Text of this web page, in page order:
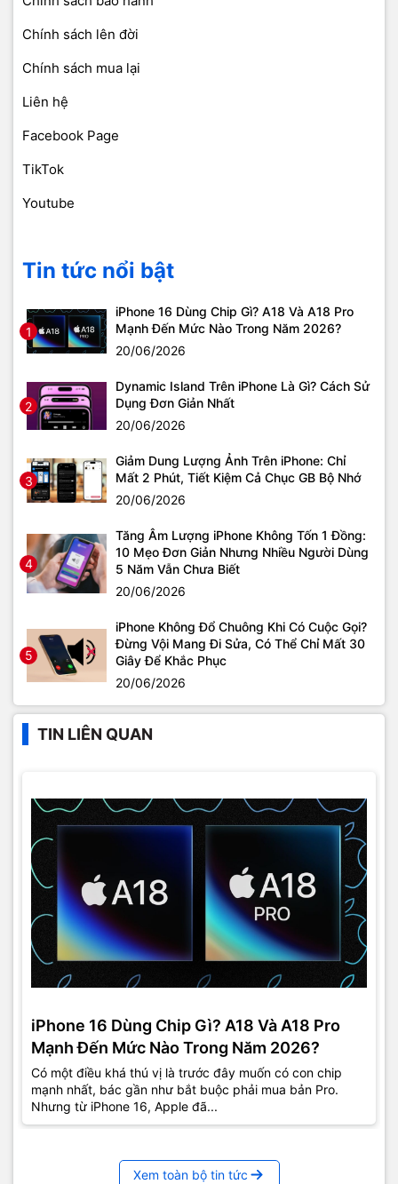
Chính sách lên đời
Chính sách mua lại
Liên hệ
Facebook Page
TikTok
Youtube
Tin tức nổi bật
1
iPhone 16 Dùng Chip Gì? A18 Và A18 Pro
Mạnh Đến Mức Nào Trong Năm 2026?
20/06/2026
2
Dynamic Island Trên iPhone Là Gì? Cách Sử
Dụng Đơn Giản Nhất
20/06/2026
3
Giảm Dung Lượng Ảnh Trên iPhone: Chỉ
Mất 2 Phút, Tiết Kiệm Cả Chục GB Bộ Nhớ
20/06/2026
4
Tăng Âm Lượng iPhone Không Tốn 1 Đồng:
10 Mẹo Đơn Giản Nhưng Nhiều Người Dùng
5 Năm Vẫn Chưa Biết
20/06/2026
5
iPhone Không Đổ Chuông Khi Có Cuộc Gọi?
Đừng Vội Mang Đi Sửa, Có Thể Chỉ Mất 30
Giây Để Khắc Phục
20/06/2026
TIN LIÊN QUAN
iPhone 16 Dùng Chip Gì? A18 Và A18 Pro
Mạnh Đến Mức Nào Trong Năm 2026?
Có một điều khá thú vị là trước đây muốn có con chip
mạnh nhất, bác gần như bắt buộc phải mua bản Pro.
Nhưng từ iPhone 16, Apple đã...
Xem toàn bộ tin tức